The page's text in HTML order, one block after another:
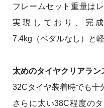
フレームセット重量は
実現しており、完成
7.4kg（ペダルなし）と軽
太めのタイヤクリアラン
32Cタイヤ装着時でも十
さらに太い38C程度の